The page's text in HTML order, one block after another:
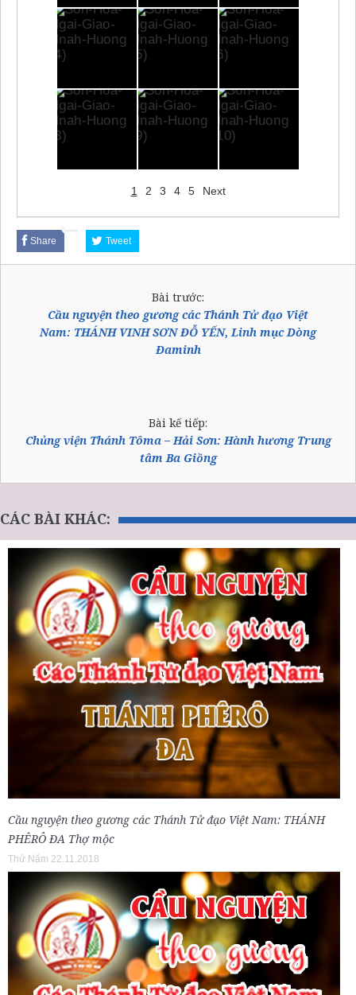
1 2 3 4 5 Next
Share Tweet
Bài trước:
Cầu nguyện theo gương các Thánh Tử đạo Việt
Nam: THÁNH VINH SƠN ĐỖ YẾN, Linh mục Dòng
Đaminh
Bài kế tiếp:
Chủng viện Thánh Tôma – Hải Sơn: Hành hương Trung
tâm Ba Giồng
CÁC BÀI KHÁC:
Cầu nguyện theo gương các Thánh Tử đạo Việt Nam: THÁNH
PHÊRÔ ĐA Thợ mộc
Thứ Năm 22.11.2018